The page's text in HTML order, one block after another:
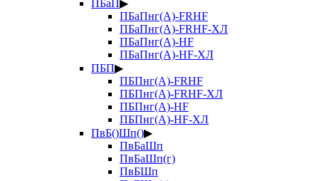
ПБаП▶
ПБаПнг(А)-FRHF
ПБаПнг(А)-FRHF-ХЛ
ПБаПнг(А)-HF
ПБаПнг(А)-HF-ХЛ
ПБП▶
ПБПнг(А)-FRHF
ПБПнг(А)-FRHF-ХЛ
ПБПнг(А)-HF
ПБПнг(А)-HF-ХЛ
ПвБ()Шп()▶
ПвБаШп
ПвБаШп(г)
ПвБШп